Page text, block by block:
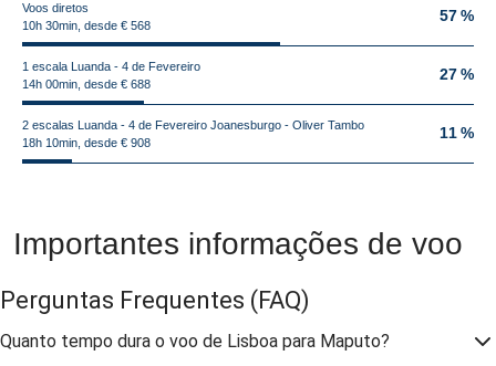
Voos diretos
10h 30min, desde € 568
57 %
1 escala Luanda - 4 de Fevereiro
14h 00min, desde € 688
27 %
2 escalas Luanda - 4 de Fevereiro Joanesburgo - Oliver Tambo
18h 10min, desde € 908
11 %
Importantes informações de voo
Perguntas Frequentes (FAQ)
Quanto tempo dura o voo de Lisboa para Maputo?